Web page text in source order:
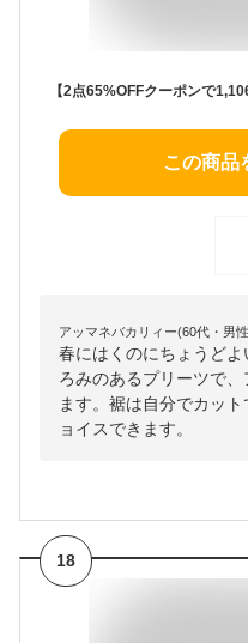
この商品
アッマネバカリィー(60代・男
春にはくのにちょうど
ろみのあるプリーツで
ます。裾は自分でカッ
ョイスできます。
18